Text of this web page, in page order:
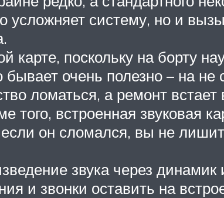
систему, но и
карте, поскольку на борту
очень полезно – на
ломаться, а ремонт
того, встроенная звуковая
он сломался, вы не
звука через
и звонки оставить на